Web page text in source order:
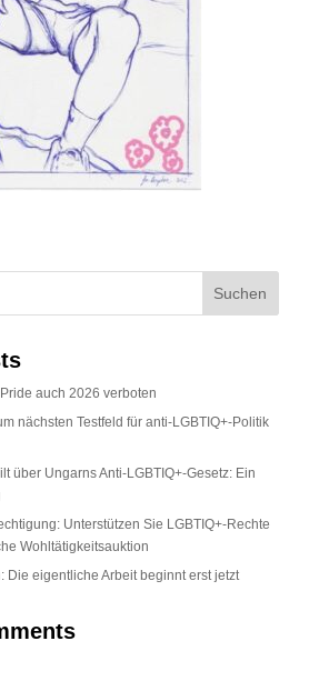
auch 2026 verboten
nächsten Testfeld für anti-LGBTIQ+-Politik
über Ungarns Anti-LGBTIQ+-Gesetz: Ein
Unterstützen Sie LGBTIQ+-Rechte
Wohltätigkeitsauktion
Die eigentliche Arbeit beginnt erst jetzt